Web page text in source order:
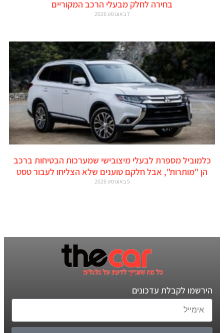
בחירה לחלק מבעלי הרכב המקוריים
7 באוגוסט 2026
כלמוביל מספרת לבעלי מיצובישי שמערכות הבטיחות ברכב
הן "מותרות", אבל חלקם טוענים שלא הצליחו לעבור טסט
5 באוגוסט 2026
הירשמו לקבלת עדכונים